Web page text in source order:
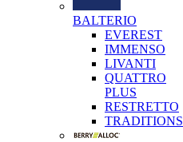
BALTERIO
EVEREST
IMMENSO
LIVANTI
QUATTRO
PLUS
RESTRETTO
TRADITIONS